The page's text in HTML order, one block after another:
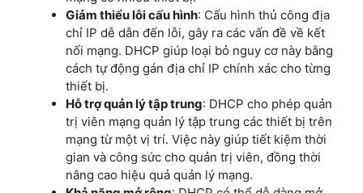
Giảm thiểu lỗi cấu hình: Cấu hình thủ công địa
chỉ IP dễ dẫn đến lỗi, gây ra các vấn đề về kết
nối mạng. DHCP giúp loại bỏ nguy cơ này bằng
cách tự động gán địa chỉ IP chính xác cho từng
thiết bị.
Hỗ trợ quản lý tập trung: DHCP cho phép quản
trị viên mạng quản lý tập trung các thiết bị trên
mạng từ một vị trí. Việc này giúp tiết kiệm thời
gian và công sức cho quản trị viên, đồng thời
nâng cao hiệu quả quản lý mạng.